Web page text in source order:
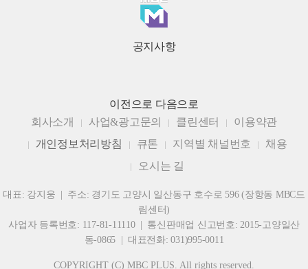
공지사항
이전으로 다음으로
회사소개
사업&광고문의 클린센터
이용약관
개인정보처리방침
큐톤 지역별 채널번호
채용
오시는 길
대표: 강지웅 | 주소: 경기도 고양시 일산동구 호수로 596 (장항동 MBC드
림센터)
사업자 등록번호: 117-81-11110 | 통신판매업 신고번호: 2015-고양일산
동-0865 | 대표전화: 031)995-0011
COPYRIGHT (C) MBC PLUS. All rights reserved.